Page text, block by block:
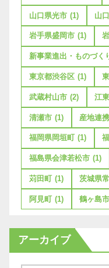
山口県光市 (1) 山
岩手県盛岡市 (1)
新事業進出・ものづく
東京都渋谷区 (1)
武蔵村山市 (2) 江
清瀬市 (1) 産地連
福岡県岡垣町 (1)
福島県会津若松市 (1)
苅田町 (1) 茨城県
阿見町 (1) 鶴ヶ島市
アーカイブ